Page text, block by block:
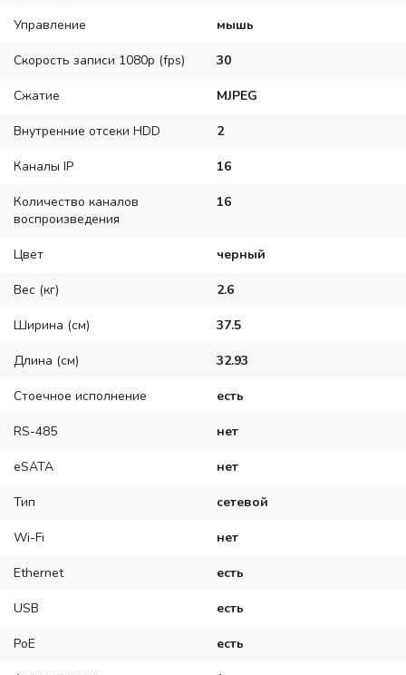
Управление мышь
Скорость записи 1080p (fps) 30
Сжатие MJPEG
Внутренние отсеки HDD 2
Каналы IP 16
Количество каналов
воспроизведения
16
Цвет черный
Вес (кг) 2.6
Ширина (см) 37.5
Длина (см) 32.93
Стоечное исполнение есть
RS-485 нет
eSATA нет
Тип сетевой
Wi-Fi нет
Ethernet есть
USB есть
PoE есть